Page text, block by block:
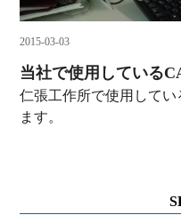
2015-03-03
当社で使用している
仁張工作所で使用して
ます。